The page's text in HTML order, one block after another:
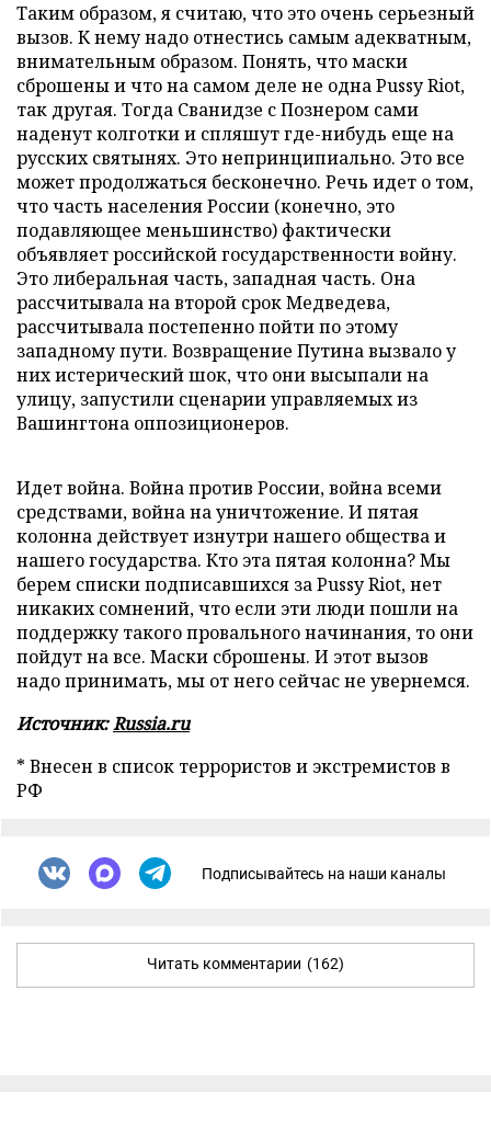
Таким образом, я считаю, что это очень серьезный
вызов. К нему надо отнестись самым адекватным,
внимательным образом. Понять, что маски
сброшены и что на самом деле не однаPussyRiot,
так другая. Тогда Сванидзе с Познером сами
наденут колготки и спляшут где-нибудь еще на
русских святынях. Это непринципиально. Это все
может продолжаться бесконечно. Речь идет о том,
что часть населения России (конечно, это
подавляющее меньшинство) фактически
объявляет российской государственности войну.
Это либеральная часть, западная часть. Она
рассчитывала на второй срок Медведева,
рассчитывала постепенно пойти по этому
западному пути. Возвращение Путина вызвало у
них истерический шок, что они высыпали на
улицу, запустили сценарии управляемых из
Вашингтона оппозиционеров.
Идет война. Война против России, война всеми
средствами, война на уничтожение. И пятая
колонна действует изнутри нашего общества и
нашего государства. Кто эта пятая колонна? Мы
берем списки подписавшихся заPussyRiot, нет
никаких сомнений, что если эти люди пошли на
поддержку такого провального начинания, то они
пойдут на все. Маски сброшены. И этот вызов
надо принимать, мы от него сейчас не увернемся.
Источник:Russia.ru
* Внесен в список террористов и экстремистов в
РФ
Подписывайтесь на наши каналы
Читать комментарии (162)